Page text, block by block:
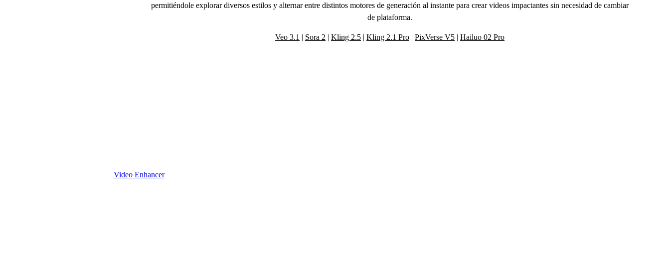
permitiéndole explorar diversos estilos y alternar entre distintos motores de generación al instante para crear videos impactantes sin necesidad de cambiar
de plataforma.
Veo 3.1 | Sora 2 | Kling 2.5 | Kling 2.1 Pro | PixVerse V5 | Hailuo 02 Pro
Video Enhancer